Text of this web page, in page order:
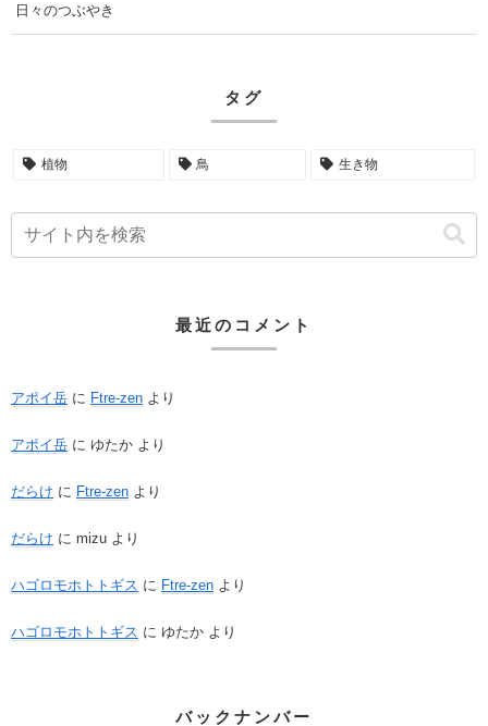
日々のつぶやき
タグ
植物 鳥 生き物
最近のコメント
アポイ岳 に Ftre-zen より
アポイ岳 に ゆたか より
だらけ に Ftre-zen より
だらけ に mizu より
ハゴロモホトトギス に Ftre-zen より
ハゴロモホトトギス に ゆたか より
バックナンバー